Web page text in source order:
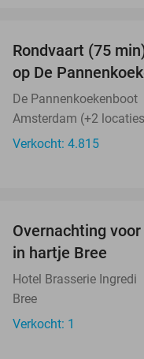
Rondvaart (75
op De
De Pannenkoekenboot
Amsterdam (+2
Verkocht: 4.815
TODAY
Overnachting
in hartje Bree
Hotel Brasserie Ingredi
Bree
Verkocht: 1